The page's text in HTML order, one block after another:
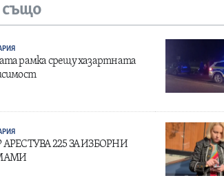
също
рамка срещу хазартната
225 ЗА ИЗБОРНИ